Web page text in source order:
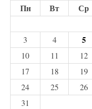
Пн
Вт Ср
3
4 5
10
11 12
17
18 19
24
25 26
31